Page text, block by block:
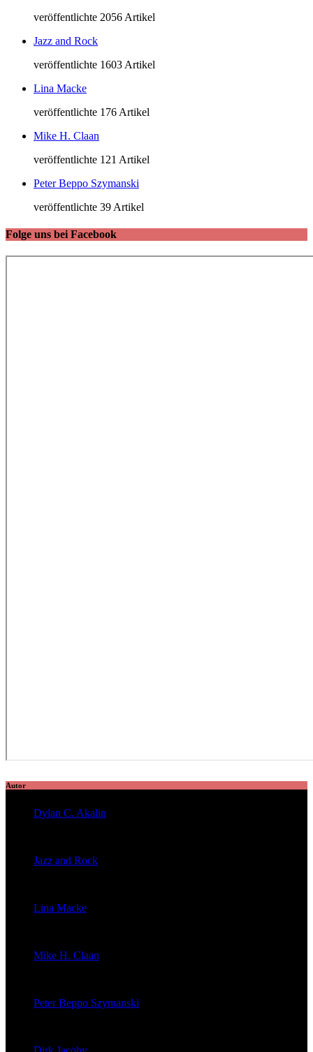
veröffentlichte 2056 Artikel
Jazz and Rock
veröffentlichte 1603 Artikel
Lina Macke
veröffentlichte 176 Artikel
Mike H. Claan
veröffentlichte 121 Artikel
Peter Beppo Szymanski
veröffentlichte 39 Artikel
Folge uns bei Facebook
Autor
Dylan C. Akalin
Jazz and Rock
Lina Macke
Mike H. Claan
Peter Beppo Szymanski